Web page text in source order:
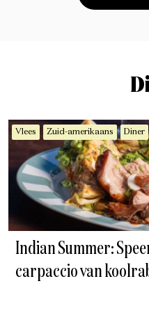
Vlees Zuid-amerikaans Diner
Indian Summer:
carpaccio van